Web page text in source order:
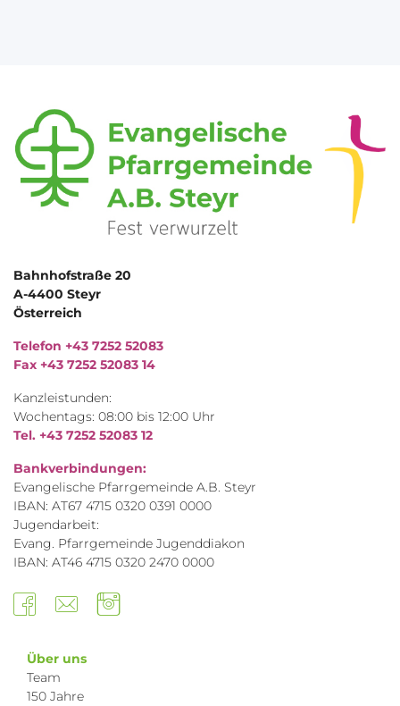
Bahnhofstraße 20
A-4400 Steyr
Österreich
Telefon +43 7252 52083
Fax +43 7252 52083 14
Kanzleistunden:
Wochentags: 08:00 bis 12:00 Uhr
Tel. +43 7252 52083 12
Bankverbindungen:
Evangelische Pfarrgemeinde A.B. Steyr
IBAN: AT67 4715 0320 0391 0000
Jugendarbeit:
Evang. Pfarrgemeinde Jugenddiakon
IBAN: AT46 4715 0320 2470 0000
Über uns
Team
150 Jahre